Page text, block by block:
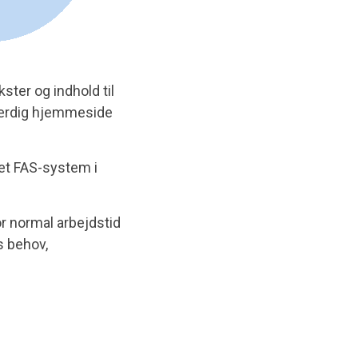
og indhold til
hjemmeside
FAS-system i
normal arbejdstid
behov,